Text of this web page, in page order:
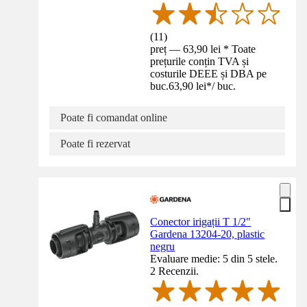
(11)
preț — 63,90 lei * Toate
prețurile conțin TVA și
costurile DEEE și DBA pe
buc.63,90 lei*/ buc.
Poate fi comandat online
Poate fi rezervat
Conector irigații T 1/2"
Gardena 13204-20, plastic
negru
Evaluare medie: 5 din 5 stele.
2 Recenzii.